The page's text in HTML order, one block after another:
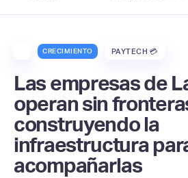
CRECIMIENTO PAYTECH 💳
Las empresas de
operan sin
construyendo la
infraestructura
acompañarlas